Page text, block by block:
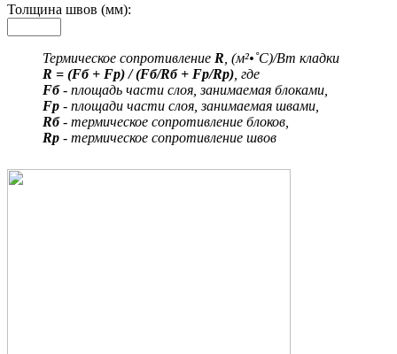
Толщина швов (мм):
Термическое сопротивление R , (м²•˚С)/Вт кладки
R = (Fб + Fр) / (Fб/Rб + Fр/Rр) , где
Fб- площадь части слоя, занимаемая блоками,
Fр - площади части слоя, занимаемая швами,
Rб- термическое сопротивление блоков,
Rр - термическое сопротивление швов